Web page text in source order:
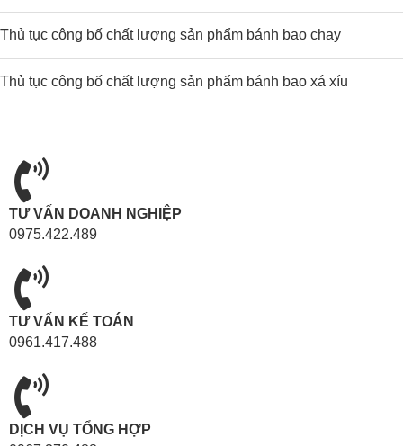
Thủ tục công bố chất lượng sản phẩm bánh bao chay
Thủ tục công bố chất lượng sản phẩm bánh bao xá xíu
TƯ VẤN DOANH NGHIỆP
0975.422.489
TƯ VẤN KẾ TOÁN
0961.417.488
DỊCH VỤ TỔNG HỢP